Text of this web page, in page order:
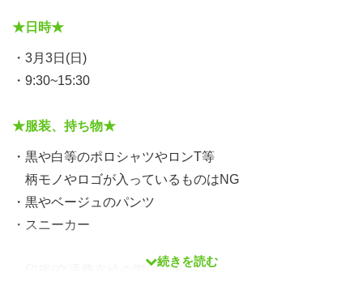
★日時★
・3月3日(日)
・9:30~15:30
★服装、持ち物★
・黒や白等のポロシャツやロンT等
柄モノやロゴが入っているものはNG
・黒やベージュのパンツ
・スニーカー
・印鑑(交通費支給の際に必要です)
続きを読む